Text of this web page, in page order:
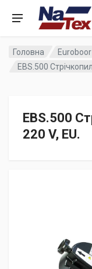
Головна
Euroboor
EBS.500
EBS.500
220 V, EU.